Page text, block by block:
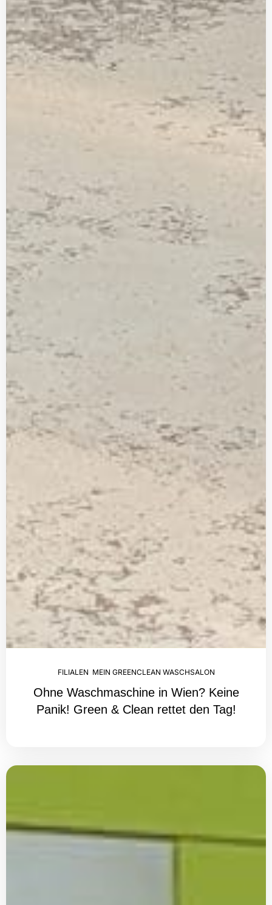
FILIALEN MEIN GREENCLEAN WASCHSALON
Ohne Waschmaschine in Wien? Keine
Panik! Green & Clean rettet den Tag!